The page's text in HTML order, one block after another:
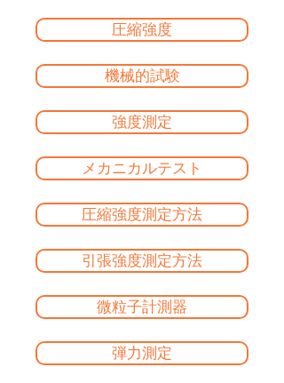
圧縮強度
機械的試験
強度測定
メカニカルテスト
圧縮強度測定方法
引張強度測定方法
微粒子計測器
弾力測定